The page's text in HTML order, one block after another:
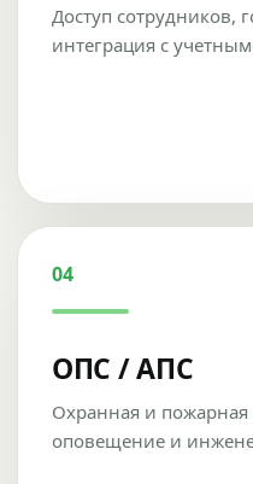
Доступ сотрудников,
интеграция с
04
ОПС / АПС
Охранная и пожарная
оповещение и